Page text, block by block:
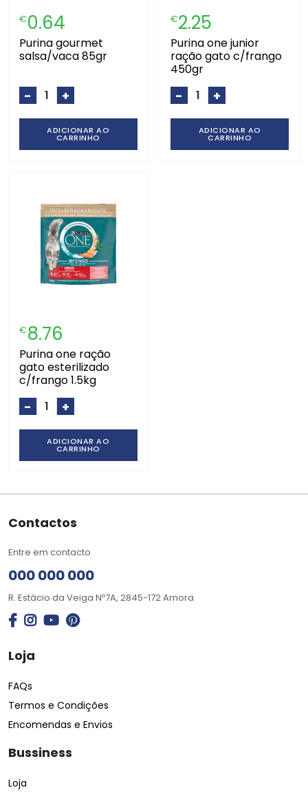
€0.64
purina gourmet
salsa/vaca 85gr
- +
ADICIONAR AO
CARRINHO
€2.25
purina one junior
ração gato c/frango
450gr
- +
ADICIONAR AO
CARRINHO
€8.76
purina one ração
gato esterilizado
c/frango 1.5kg
- +
ADICIONAR AO
CARRINHO
Contactos
Entre em contacto
000 000 000
R. Estácio da Veiga Nº7A, 2845-172 Amora
Loja
FAQs
Termos e Condições
Encomendas e Envios
Bussiness
Loja